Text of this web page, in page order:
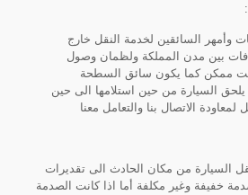
وأمهر السائقين لخدمة النقل خارج
بين مدن المملكة ولظمان وصول
ممكن كما يكون سائق السطحة
السيارة من حين استلامها الى حين
الاتصال بنا والتعامل معنا
السيارة من مكان الحادث الى تقديرات
خفيفة وغير مكلفة أما اذا كانت الصدمة